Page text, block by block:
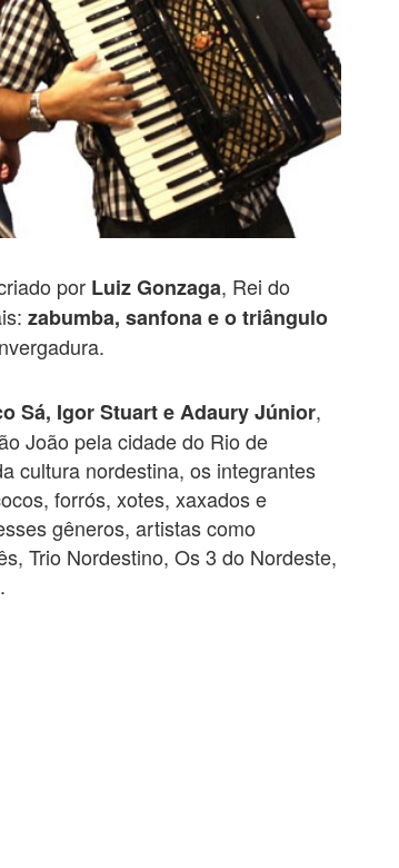
por Luiz Gonzaga, Rei do
zabumba, sanfona e o triângulo
Sá, Igor Stuart e Adaury Júnior,
João pela cidade do Rio de
cultura nordestina, os integrantes
forrós, xotes, xaxados e
gêneros, artistas como
Trio Nordestino, Os 3 do Nordeste,